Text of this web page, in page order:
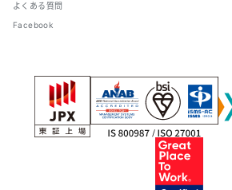
よくある質問
Facebook